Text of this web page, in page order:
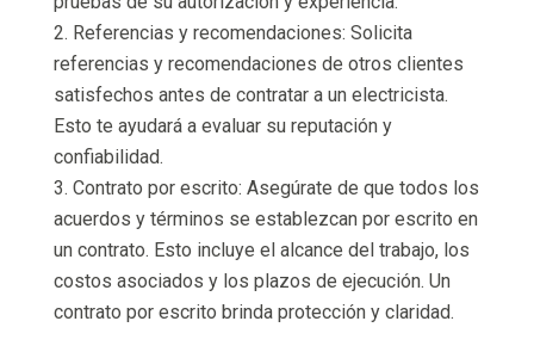
Referencias y recomendaciones: Solicita
referencias y recomendaciones de otros clientes
satisfechos antes de contratar a un electricista.
Esto te ayudará a evaluar su reputación y
confiabilidad.
Contrato por escrito: Asegúrate de que todos los
acuerdos y términos se establezcan por escrito en
un contrato. Esto incluye el alcance del trabajo, los
costos asociados y los plazos de ejecución. Un
contrato por escrito brinda protección y claridad.